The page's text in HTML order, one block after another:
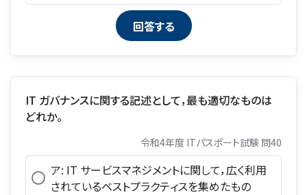
IT ガバナンスに関する記述として，最も適切なものは
どれか。
令和4年度 ITパスポート試験 問40
ア: IT サービスマネジメントに関して，広く利用
されているベストプラクティスを集めたもの